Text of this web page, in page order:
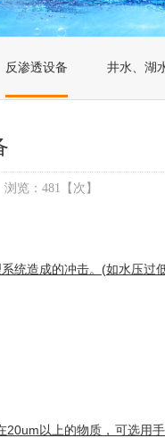
反渗透设备 井水、湖
览： 481 【次】
造成的冲击。(如水压过
20um以上的物质，可选用